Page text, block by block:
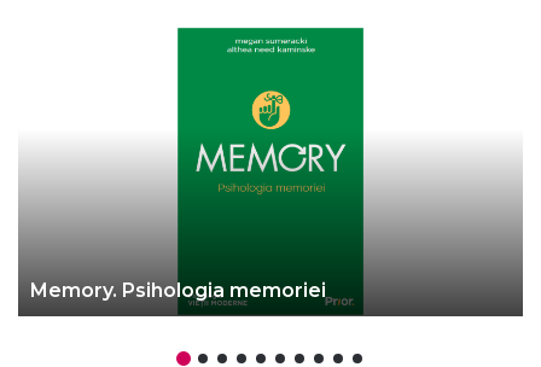
Memory. Psihologia memoriei